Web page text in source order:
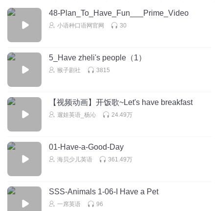
48-Plan_To_Have_Fun___Prime_Video
小语种口语网官网 30
5_Have zheli's people（1）
猴子剧社 3815
【视频动画】开饭歌~Let's have breakfast
遛娃英语_杨沁 24.49万
01-Have-a-Good-Day
海贝少儿英语 361.49万
SSS-Animals 1-06-I Have a Pet
一席英语 96